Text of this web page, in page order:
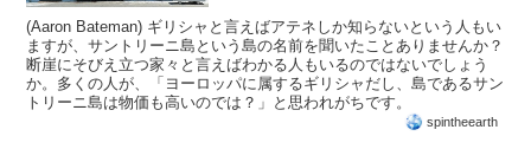
(Aaron Bateman) ギリシャと言えばアテネしか知らないという人もい
ますが、サントリーニ島という島の名前を聞いたことありませんか？
断崖にそびえ立つ家々と言えばわかる人もいるのではないでしょう
か。多くの人が、「ヨーロッパに属するギリシャだし、島であるサン
トリーニ島は物価も高いのでは？」と思われがちです。
spintheearth